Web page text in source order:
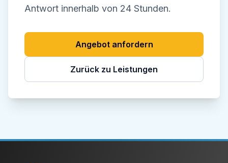
Antwort innerhalb von 24 Stunden.
Angebot anfordern
Zurück zu Leistungen